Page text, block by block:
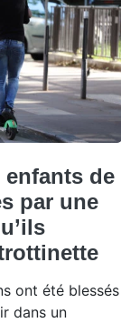
de
par une
ont été blessés
dans un